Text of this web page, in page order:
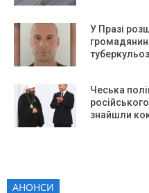
У Празі
туберкульоз
Чеська
знайшли
АНОНСИ